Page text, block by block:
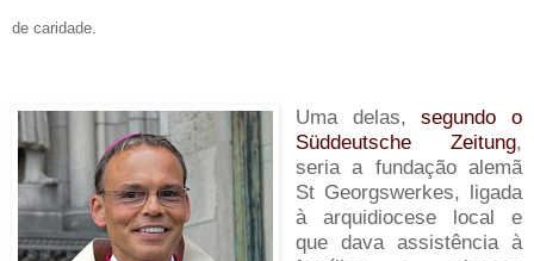
de caridade.
Uma delas,segundo o
Süddeutsche Zeitung,
seria a fundação alemã
St Georgswerkes, ligada
à arquidiocese local e
que dava assistência à